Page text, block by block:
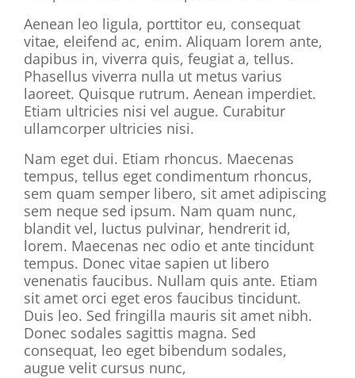
Aenean leo ligula, porttitor eu, consequat
vitae, eleifend ac, enim. Aliquam lorem ante,
dapibus in, viverra quis, feugiat a, tellus.
Phasellus viverra nulla ut metus varius
laoreet. Quisque rutrum. Aenean imperdiet.
Etiam ultricies nisi vel augue. Curabitur
ullamcorper ultricies nisi.
Nam eget dui. Etiam rhoncus. Maecenas
tempus, tellus eget condimentum rhoncus,
sem quam semper libero, sit amet adipiscing
sem neque sed ipsum. Nam quam nunc,
blandit vel, luctus pulvinar, hendrerit id,
lorem. Maecenas nec odio et ante tincidunt
tempus. Donec vitae sapien ut libero
venenatis faucibus. Nullam quis ante. Etiam
sit amet orci eget eros faucibus tincidunt.
Duis leo. Sed fringilla mauris sit amet nibh.
Donec sodales sagittis magna. Sed
consequat, leo eget bibendum sodales,
augue velit cursus nunc,